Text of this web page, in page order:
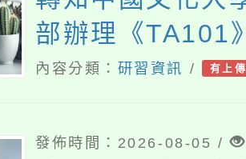
部辦理《TA101
基礎認證課程，
商輔導、社會工
內容分類： 研習資訊 / 有上
發佈時間：2026-08-05 /